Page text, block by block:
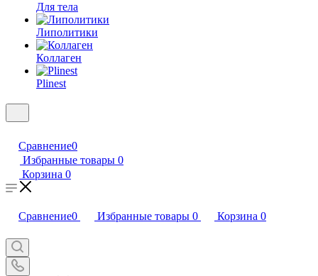
Для тела
Липолитики
Коллаген
Plinest
Сравнение0
Избранные товары 0
Корзина 0
Сравнение0 Избранные товары 0 Корзина 0